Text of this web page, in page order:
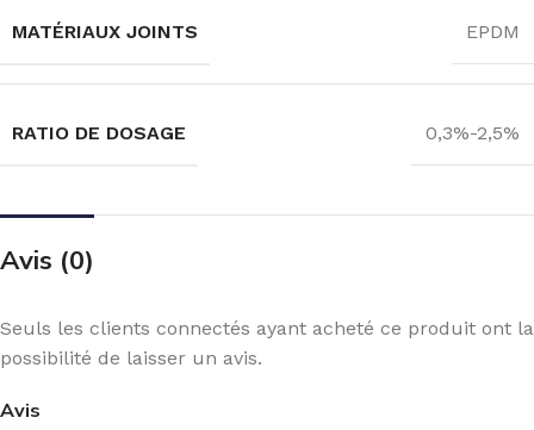
MATÉRIAUX JOINTS EPDM
RATIO DE DOSAGE 0,3%-2,5%
Avis (0)
Avis
Seuls les clients connectés ayant acheté ce produit ont la
possibilité de laisser un avis.